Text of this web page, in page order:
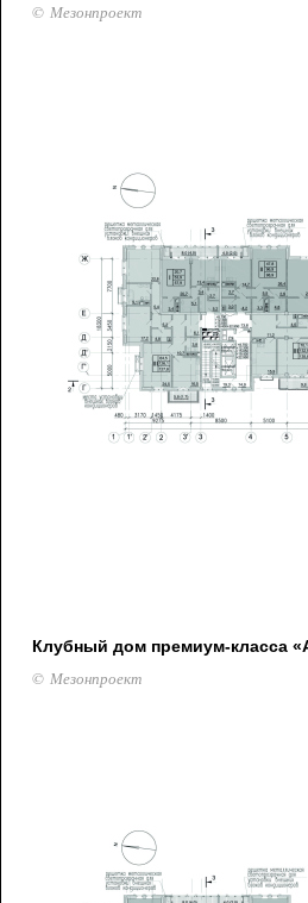
© Мезонпроект
Клубный дом премиум-класса
© Мезонпроект